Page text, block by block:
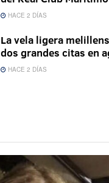
HACE 2 DÍAS
La vela ligera
dos grandes citas en
HACE 2 DÍAS